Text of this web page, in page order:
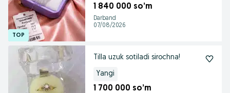
1 840 000 so’m
Darband
07/08/2026
Tilla uzuk sotiladi sirochna!
Yangi
1 700 000 so’m